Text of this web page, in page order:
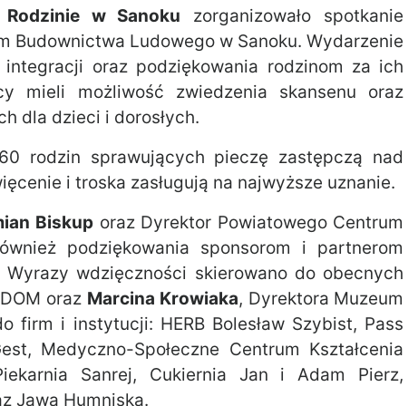
w Sanoku zorganizowało spotkanie
Ludowego w Sanoku. Wydarzenie
oraz podziękowania rodzinom za ich
mieli możliwość zwiedzenia skansenu oraz
dla dzieci i dorosłych.
rodzin sprawujących pieczę zastępczą nad
i troska zasługują na najwyższe uznanie.
Biskuporaz Dyrektor Powiatowego Centrum
podziękowania sponsorom i partnerom
wdzięczności skierowano do obecnych
oraz Marcina Krowiaka, Dyrektora Muzeum
firm i instytucji: HERB Bolesław Szybist, Pass
Medyczno-Społeczne Centrum Kształcenia
Sanrej, Cukiernia Jan i Adam Pierz,
Jawa Humniska.